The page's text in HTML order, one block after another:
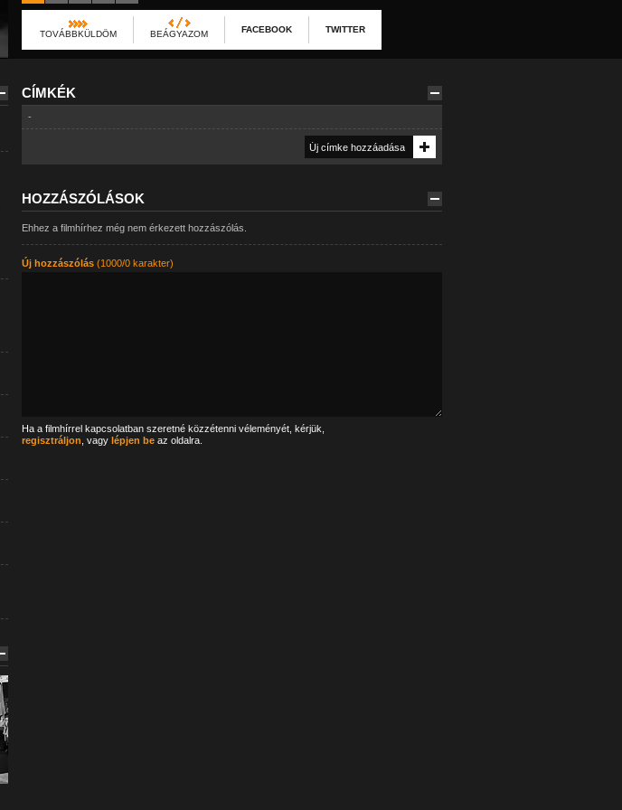
TOVÁBBKÜLDÖM BEÁGYAZOM FACEBOOK TWITTER
CÍMKÉK
-
HOZZÁSZÓLÁSOK
Ehhez a filmhírhez még nem érkezett hozzászólás.
Új hozzászólás(1000/0 karakter)
Ha a filmhírrel kapcsolatban szeretné közzétenni véleményét, kérjük,
regisztráljon , vagy lépjen beaz oldalra.